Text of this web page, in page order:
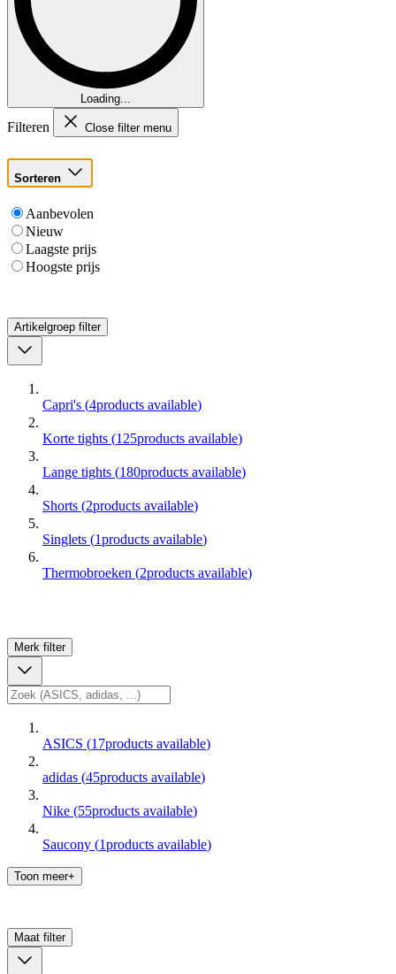
Loading...
Filteren Close filter menu
Sorteren
Aanbevolen
Nieuw
Laagste prijs
Hoogste prijs
Artikelgroep filter
Capri's (4products available)
Korte tights (125products available)
Lange tights (180products available)
Shorts (2products available)
Singlets (1products available)
Thermobroeken (2products available)
Merk filter
ASICS (17products available)
adidas (45products available)
Nike (55products available)
Saucony (1products available)
Toon meer+
Maat filter